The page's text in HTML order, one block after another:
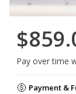
Pay over time
Payment &